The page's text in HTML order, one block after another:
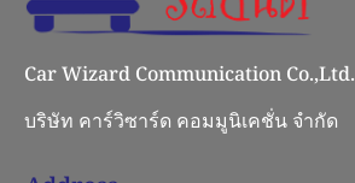
Car Wizard Communication Co.,Ltd.
บริษัท คาร์วิซาร์ด คอมมูนิเคชั่น จำกัด